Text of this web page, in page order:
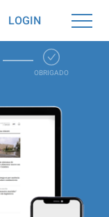
OBRIGADO
LOGIN